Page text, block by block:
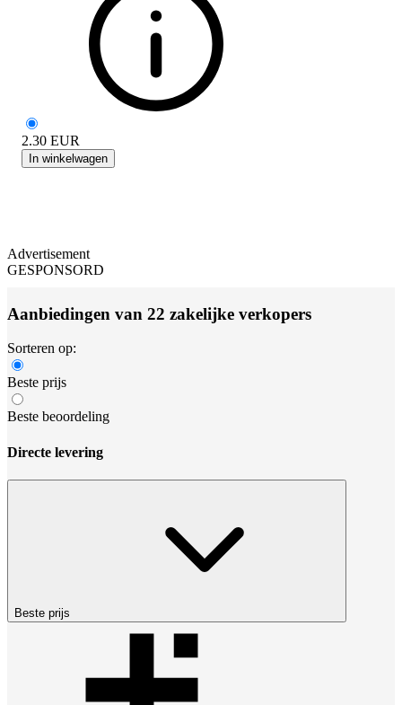
2.30 EUR
In winkelwagen
Advertisement
GESPONSORD
Aanbiedingen van 22 zakelijke verkopers
Sorteren op:
Beste prijs
Beste beoordeling
Directe levering
Beste prijs